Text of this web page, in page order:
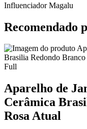
Influenciador Magalu
Recomendado
Full
Aparelho de
Cerâmica
Rosa Atual